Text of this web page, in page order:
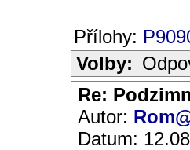
Přílohy:
Volby:
Re:
Autor:
Datum: